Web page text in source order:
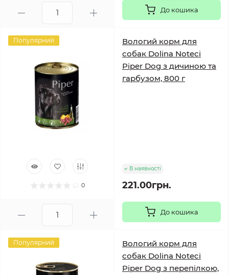
До кошика
Популярний
0
Вологий корм для
собак Dolina Noteci
Piper Dog з дичиною та
гарбузом, 800 г
В наявності
221.00грн.
До кошика
Популярний
Вологий корм для
собак Dolina Noteci
Piper Dog з перепілкою,